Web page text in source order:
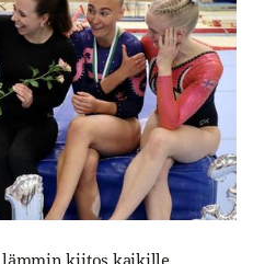
kiitos kaikille